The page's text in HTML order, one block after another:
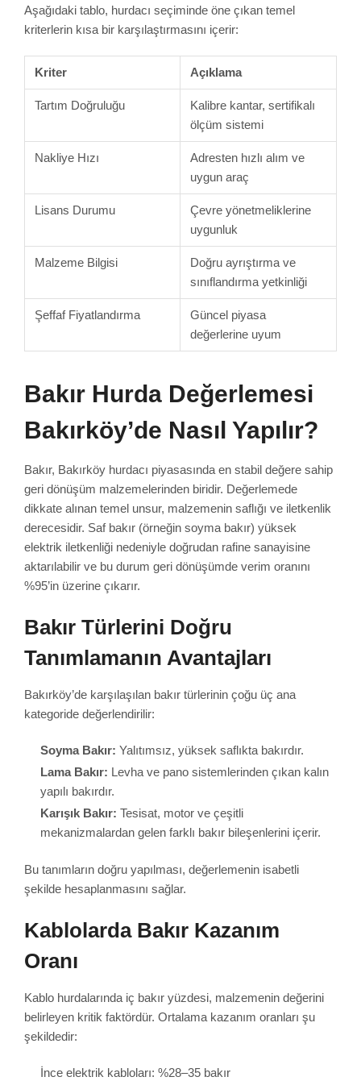
Aşağıdaki tablo, hurdacı seçiminde öne çıkan temel
kriterlerin kısa bir karşılaştırmasını içerir:
Kriter Açıklama
Tartım Doğruluğu
Kalibre kantar, sertifikalı
ölçüm sistemi
Nakliye Hızı
Adresten hızlı alım ve
uygun araç
Lisans Durumu
Çevre yönetmeliklerine
uygunluk
Malzeme Bilgisi
Doğru ayrıştırma ve
sınıflandırma yetkinliği
Şeffaf Fiyatlandırma
Güncel piyasa
değerlerine uyum
Bakır Hurda Değerlemesi
Bakırköy’de Nasıl Yapılır?
Bakır, Bakırköy hurdacı piyasasında en stabil değere sahip
geri dönüşüm malzemelerinden biridir. Değerlemede
dikkate alınan temel unsur, malzemenin saflığı ve iletkenlik
derecesidir. Saf bakır (örneğin soyma bakır) yüksek
elektrik iletkenliği nedeniyle doğrudan rafine sanayisine
aktarılabilir ve bu durum geri dönüşümde verim oranını
%95’in üzerine çıkarır.
Bakır Türlerini Doğru
Tanımlamanın Avantajları
Bakırköy’de karşılaşılan bakır türlerinin çoğu üç ana
kategoride değerlendirilir:
Soyma Bakır: Yalıtımsız, yüksek saflıkta bakırdır.
Lama Bakır: Levha ve pano sistemlerinden çıkan kalın
yapılı bakırdır.
Karışık Bakır: Tesisat, motor ve çeşitli
mekanizmalardan gelen farklı bakır bileşenlerini içerir.
Bu tanımların doğru yapılması, değerlemenin isabetli
şekilde hesaplanmasını sağlar.
Kablolarda Bakır Kazanım
Oranı
Kablo hurdalarında iç bakır yüzdesi, malzemenin değerini
belirleyen kritik faktördür. Ortalama kazanım oranları şu
şekildedir:
İnce elektrik kabloları: %28–35 bakır